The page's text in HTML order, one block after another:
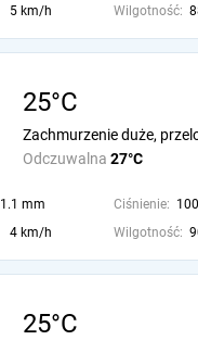
5 km/h Wilgotność:
25°C
Odczuwalna 27°C
Zachmurzenie duże,
1.1 mm Ciśnienie:
4 km/h Wilgotność:
25°C